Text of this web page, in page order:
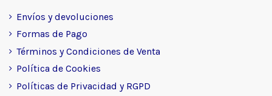
Envíos y devoluciones
Formas de Pago
Términos y Condiciones de Venta
Política de Cookies
Políticas de Privacidad y RGPD